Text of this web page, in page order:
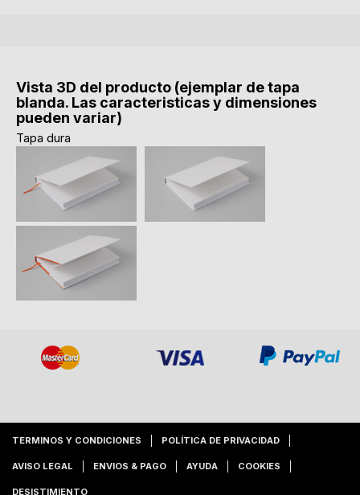
Vista 3D del producto (ejemplar de tapa
blanda. Las caracteristicas y dimensiones
pueden variar)
Tapa dura
TERMINOS Y CONDICIONES POLÍTICA DE PRIVACIDAD
AVISO LEGAL ENVIOS & PAGO AYUDA COOKIES
DESISTIMIENTO